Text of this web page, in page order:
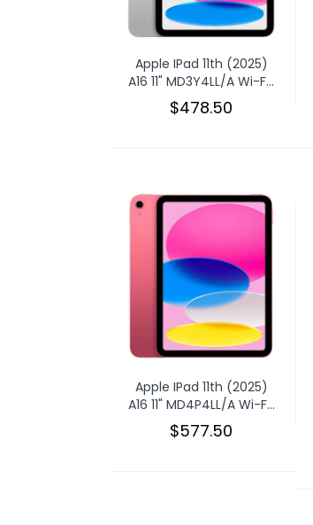
Apple IPad 11th (2025)
A16 11" MD3Y4LL/A Wi-F...
$478.50
Apple IPad 11th (2025)
A16 11" MD4P4LL/A Wi-F...
$577.50